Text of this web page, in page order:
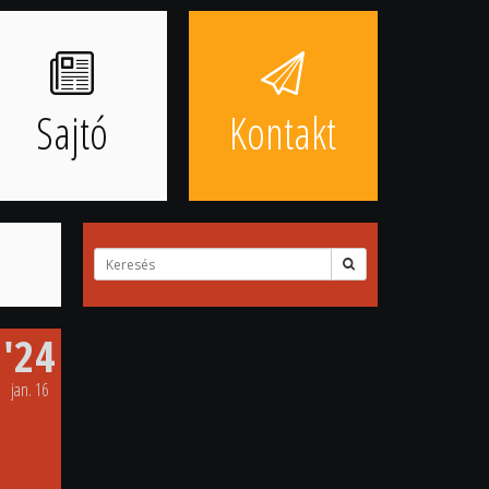
Sajtó Kontakt
'24
jan. 16
Keresett
kifejezés